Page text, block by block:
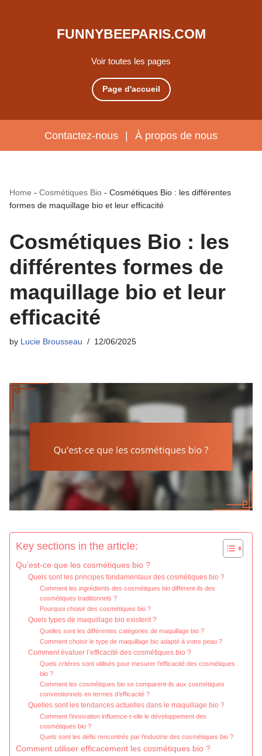
Voir toutes les pages
FUNNYBEEPARIS.COM
Page d'accueil
Contactez-nous | À propos de nous
Home - Cosmétiques Bio - Cosmétiques Bio : les différentes
formes de maquillage bio et leur efficacité
Cosmétiques Bio : les
différentes formes de
maquillage bio et leur
efficacité
by Lucie Brousseau 12/06/2025
Key sections in the article:
Qu’est-ce que les cosmétiques bio ?
Quels sont les principes fondamentaux des cosmétiques bio ?
Comment les ingrédients des cosmétiques bio diffèrent-ils des
cosmétiques traditionnels ?
Pourquoi choisir des cosmétiques bio ?
Quels types de maquillage bio existent ?
Quelles sont les différentes catégories de maquillage bio ?
Comment choisir le type de maquillage bio adapté à votre peau ?
Comment évaluer l’efficacité des cosmétiques bio ?
Quels critères sont utilisés pour mesurer l’efficacité des cosmétiques
bio ?
Comment les cosmétiques bio se comparent-ils aux cosmétiques
conventionnels en termes d’efficacité ?
Quelles sont les tendances actuelles dans le maquillage bio ?
Comment l’innovation influence-t-elle le développement des
cosmétiques bio ?
Quels sont les défis rencontrés par l’industrie des cosmétiques bio ?
Comment utiliser efficacement les cosmétiques bio ?